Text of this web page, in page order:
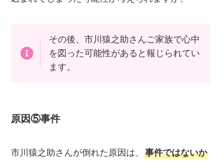
その後、市川猿之助さんご家族で心中
を図った可能性があると報じられてい
ます。
原因⑤事件
市川猿之助さんが倒れた原因は、事件ではないか